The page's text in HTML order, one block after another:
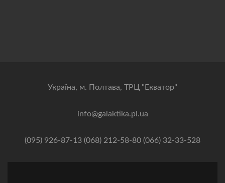
Українa, м. Полтава, ТРЦ "Екватор"
info@galaktika.pl.ua
(095) 926-87-13 (068) 212-58-80 (066) 32-33-528